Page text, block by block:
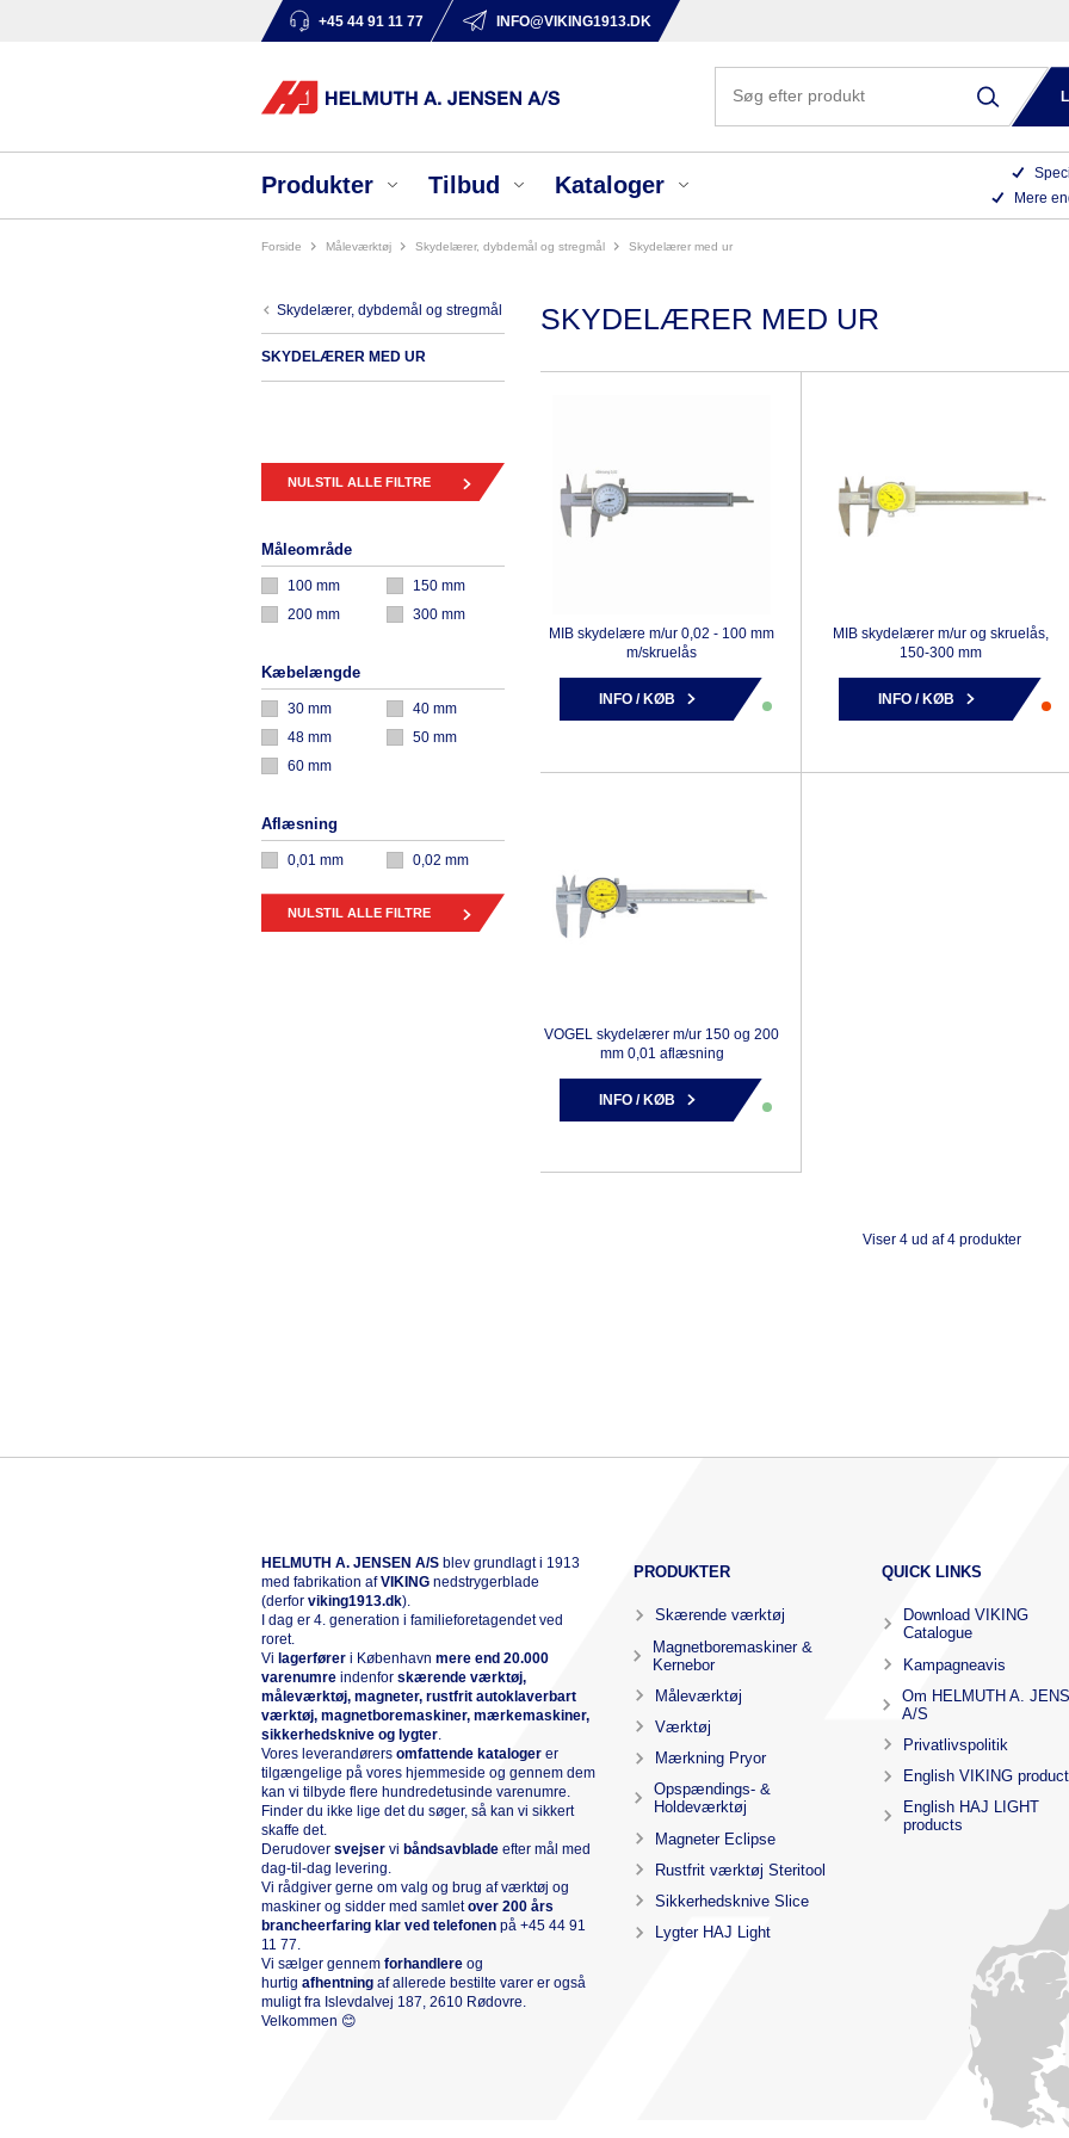
+45 44 91 11 77 INFO@VIKING1913.DK
Produkter Tilbud Kataloger
Mere
Forside måleværktøj skydelærer, dybdemål og stregmål skydelærer med ur
skydelærer, dybdemål og stregmål
SKYDELÆRER MED UR
NULSTIL ALLE FILTRE
Måleområde
100 mm
150 mm
200 mm
300 mm
Kæbelængde
30 mm
40 mm
48 mm
50 mm
60 mm
Aflæsning
0,01 mm 0,02 mm
NULSTIL ALLE FILTRE
SKYDELÆRER MED UR
MIB skydelære m/ur 0,02 - 100 mm
m/skruelås
INFO / KØB
MIB skydelærer m/ur og skruelås,
150-300 mm
INFO / KØB
VOGEL skydelærer m/ur 150 og 200
mm 0,01 aflæsning
INFO / KØB
Viser 4 ud af 4 produkter
HELMUTH A. JENSEN A/S blev grundlagt i 1913
med fabrikation afVIKING nedstrygerblade
(derfor viking1913.dk).
I dag er 4. generation i familieforetagendet ved
roret.
Vi agerfører i København mere end 20.000
varenumre indenfor skærende værktøj,
måleværktøj, magneter, rustfrit autoklaverbart
værktøj, magnetboremaskiner, mærkemaskiner,
sikkerhedsknive og lygter.
Vores leverandørers omfattende kataloger er
tilgængelige på vores hjemmeside og gennem dem
kan vi tilbyde flere hundredetusinde varenumre.
Finder du ikke lige det du søger, så kan vi sikkert
skaffe det.
Derudover svejser vi båndsavblade efter mål med
dag-til-dag levering.
Vi rådgiver gerne om valg og brug af værktøj og
maskiner og sidder med samletover 200 års
brancheerfaring klar ved telefonen på +45 44 91
11 77.
Vi sælger gennem forhandlere og
hurtig afhentning af allerede bestilte varer er også
muligt fra Islevdalvej 187, 2610 Rødovre.
Velkommen 😊
PRODUKTER
Skærende værktøj
Magnetboremaskiner &
Kernebor
Måleværktøj
Værktøj
Mærkning Pryor
Opspændings- &
Holdeværktøj
Magneter Eclipse
Rustfrit værktøj Steritool
Sikkerhedsknive Slice
Lygter HAJ Light
QUICK LINKS
Download VIKING
Catalogue
Kampagneavis
Om HELMUTH A.
A/S
Privatlivspolitik
English VIKING
English HAJ LIGHT
products